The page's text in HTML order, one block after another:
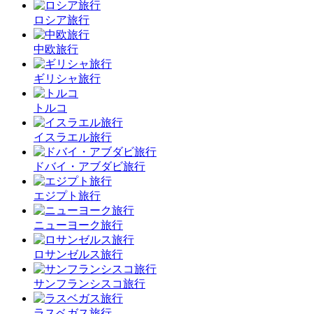
ロシア旅行
中欧旅行
ギリシャ旅行
トルコ
イスラエル旅行
ドバイ・アブダビ旅行
エジプト旅行
ニューヨーク旅行
ロサンゼルス旅行
サンフランシスコ旅行